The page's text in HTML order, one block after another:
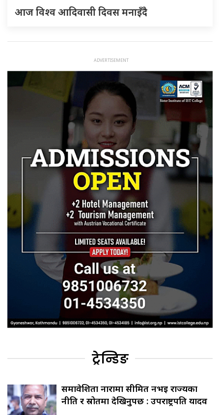
आज विश्व आदिवासी दिवस मनाइँदै
ट्रेन्डिङ
समावेशिता नारामा सीमित नभई राज्यका
नीति र स्रोतमा देखिनुपर्छ : उपराष्ट्रपति यादव